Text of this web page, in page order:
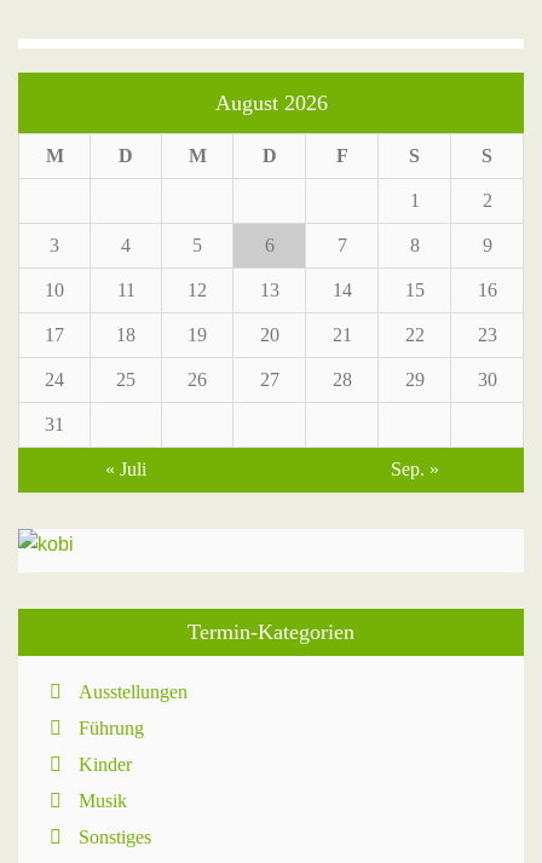
August 2026
M D M D F S S
1 2
3 4 5 6 7 8 9
10 11 12 13 14 15 16
17 18 19 20 21 22 23
24 25 26 27 28 29 30
31
« Juli Sep. »
Termin-Kategorien
Ausstellungen
Führung
Kinder
Musik
Sonstiges